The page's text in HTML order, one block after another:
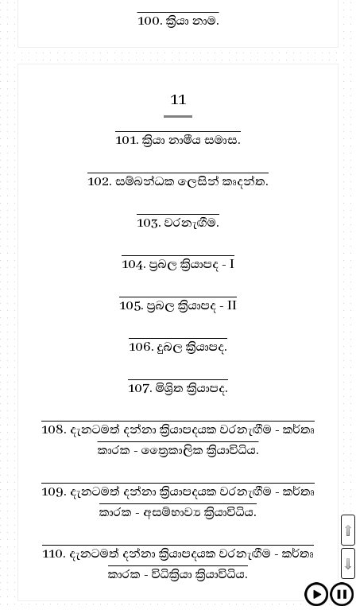
100. ක්‍රියා නාම.
11
101. ක්‍රියා නාමීය සමාස.
102. සම්බන්ධක ලෙසින් කෘදන්ත.
103. වරනැඟීම.
104. ප්‍රබල ක්‍රියාපද - I
105. ප්‍රබල ක්‍රියාපද - II
106. දුබල ක්‍රියාපද.
107. මිශ්‍රිත ක්‍රියාපද.
108. දැනටමත් දන්නා ක්‍රියාපදයක වරනැඟීම - කර්තෘ
කාරක - ත්‍රෛකාලික ක්‍රියාවිධිය.
109. දැනටමත් දන්නා ක්‍රියාපදයක වරනැඟීම - කර්තෘ
කාරක - අසම්භාව්‍ය ක්‍රියාවිධිය.
110. දැනටමත් දන්නා ක්‍රියාපදයක වරනැඟීම - කර්තෘ
කාරක - විධික්‍රියා ක්‍රියාවිධිය.